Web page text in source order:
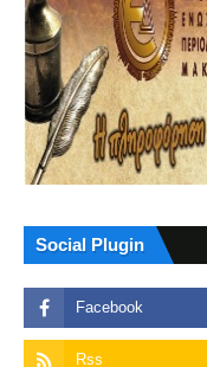
Social Plugin